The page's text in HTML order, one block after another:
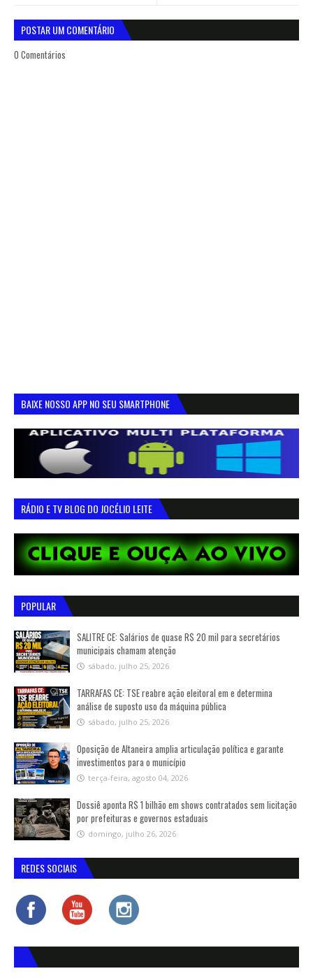
POSTAR UM COMENTÁRIO
0 Comentários
BAIXE NOSSO APP NO SEU SMARTPHONE
RÁDIO E TV BLOG DO JOCÉLIO LEITE
POPULAR
SALITRE CE: Salários de quase R$ 20 mil para secretários
municipais chamam atenção
sábado, julho 25, 2026
TARRAFAS CE: TSE reabre ação eleitoral em e determina
análise de suposto uso da máquina pública
sábado, julho 25, 2026
Oposição de Altaneira amplia articulação política e garante
investimentos para o município
terça-feira, agosto 04, 2026
Dossiê aponta R$ 1 bilhão em shows contratados sem licitação
por prefeituras e governos estaduais
domingo, julho 26, 2026
REDES SOCIAIS